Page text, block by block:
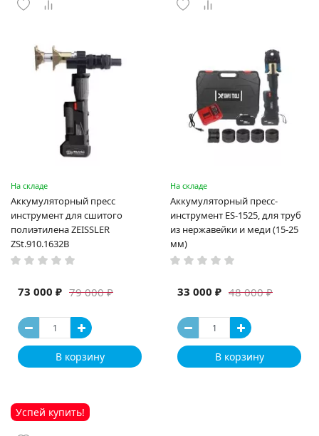
На складе
Аккумуляторный пресс
инструмент для сшитого
полиэтилена ZEISSLER
ZSt.910.1632B
79 000 ₽
73 000 ₽
В корзину
На складе
Аккумуляторный пресс-
инструмент ES-1525, для труб
из нержавейки и меди (15-25
мм)
48 000 ₽
33 000 ₽
В корзину
Успей купить!